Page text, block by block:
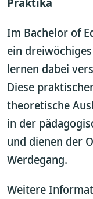
Im Bachelor of
ein
lernen dabei
Diese
theoretische
in der
und dienen der
Werdegang.
Weitere